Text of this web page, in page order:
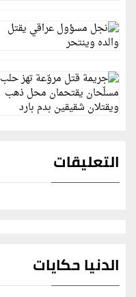
التعليقات
الدنيا حكايات